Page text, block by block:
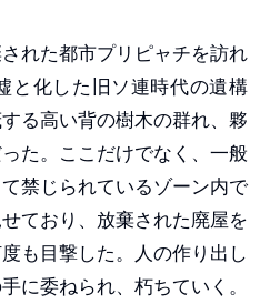
れた都市プリピャチを訪れ
と化した旧ソ連時代の遺構
る高い背の樹木の群れ、夥
た。ここだけでなく、一般
禁じられているゾーン内で
ており、放棄された廃屋を
も目撃した。人の作り出し
に委ねられ、朽ちていく。